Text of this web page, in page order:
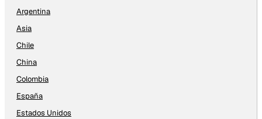
Argentina
Asia
Chile
China
Colombia
España
Estados Unidos